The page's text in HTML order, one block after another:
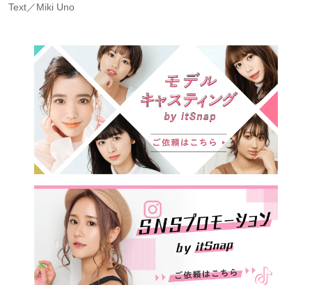
Text／Miki Uno